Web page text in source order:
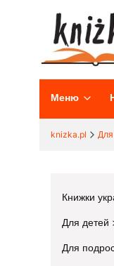
Меню
knizka.pl Для
Книжки
Для детей
Для